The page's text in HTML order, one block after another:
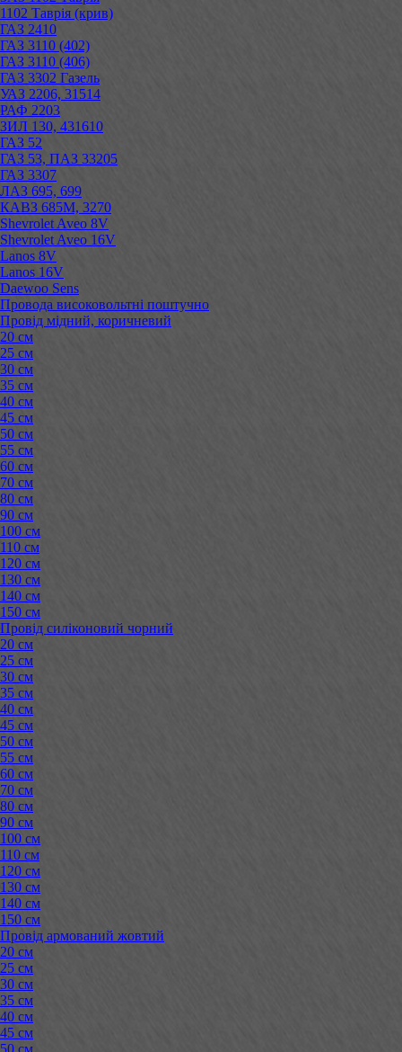
1102 Таврія (крив)
ГАЗ 2410
ГАЗ 3110 (402)
ГАЗ 3110 (406)
ГАЗ 3302 Газель
УАЗ 2206, 31514
РАФ 2203
ЗИЛ 130, 431610
ГАЗ 52
ГАЗ 53, ПАЗ 33205
ГАЗ 3307
ЛАЗ 695, 699
КАВЗ 685М, 3270
Shevrolet Aveo 8V
Shevrolet Aveo 16V
Lanos 8V
Lanos 16V
Daewoo Sens
Провода високовольтні поштучно
Провід мідний, коричневий
20 см
25 см
30 см
35 см
40 см
45 см
50 см
55 см
60 см
70 см
80 см
90 см
100 см
110 см
120 см
130 см
140 см
150 см
Провід силіконовий чорний
20 см
25 см
30 см
35 см
40 см
45 см
50 см
55 см
60 см
70 см
80 см
90 см
100 см
110 см
120 см
130 см
140 см
150 см
Провід армований жовтий
20 см
25 см
30 см
35 см
40 см
45 см
50 см